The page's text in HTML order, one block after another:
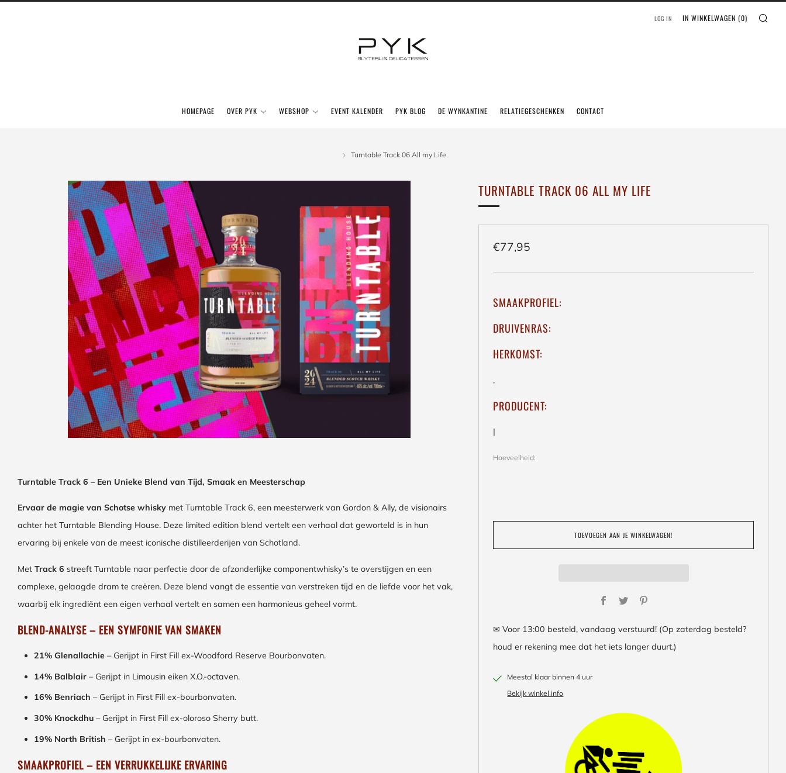
HOMEPAGE OVER PYK WEBSHOP EVENT KALENDER PYK BLOG DE WYNKANTINE RELATIEGESCHENKEN CONTACT
LOG IN IN WINKELWAGEN (0)
Turntable Track 06 All my Life
TURNTABLE TRACK 06 ALL MY LIFE
Regulieren
€77,95
SMAAKPROFIEL:
DRUIVENRAS:
HERKOMST:
,
PRODUCENT:
|
Hoeveelheid:
TOEVOEGEN AAN JE WINKELWAGEN!
Facebook
Twitter
✉ Voor 13:00 besteld, vandaag verstuurd! (Op zaterdag besteld?
houd er rekening mee dat het iets langer duurt.)
Meestal klaar binnen 4 uur
Bekijk winkel info
Turntable Track 6 – Een Unieke Blend van Tijd, Smaak en Meesterschap
Ervaar de magie van Schotse whisky met Turntable Track 6, een meesterwerk van Gordon & Ally, de visionairs
achter het Turntable Blending House. Deze limited edition blend vertelt een verhaal dat geworteld is in hun
ervaring bij enkele van de meest iconische distilleerderijen van Schotland.
MetTrack 6 streeft Turntable naar perfectie door de afzonderlijke componentwhisky’s te overstijgen en een
complexe, gelaagde dram te creëren. Deze blend vangt de essentie van verstreken tijd en de liefde voor het vak,
waarbij elk ingrediënt een eigen verhaal vertelt en samen een harmonieus geheel vormt.
BLEND-ANALYSE – EEN SYMFONIE VAN SMAKEN
21% Glenallachie – Gerijpt in First Fill ex-Woodford Reserve Bourbonvaten.
14% Balblair – Gerijpt in Limousin eiken X.O.-octaven.
16% Benriach – Gerijpt in First Fill ex-bourbonvaten.
30% Knockdhu – Gerijpt in First Fill ex-oloroso Sherry butt.
19% North British – Gerijpt in ex-bourbonvaten.
SMAAKPROFIEL – EEN VERRUKKELIJKE ERVARING